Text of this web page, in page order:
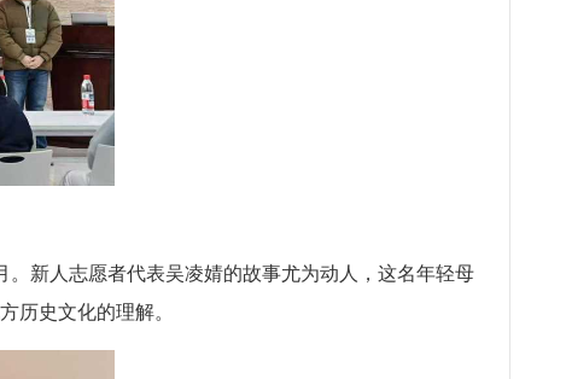
新人志愿者代表吴凌婧的故事尤为动人，这名年轻母
历史文化的理解。